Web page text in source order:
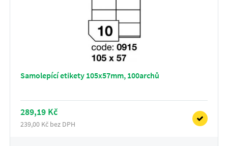
Samolepící etikety 105x57mm, 100archů
289,19 Kč
239,00 Kč bez DPH